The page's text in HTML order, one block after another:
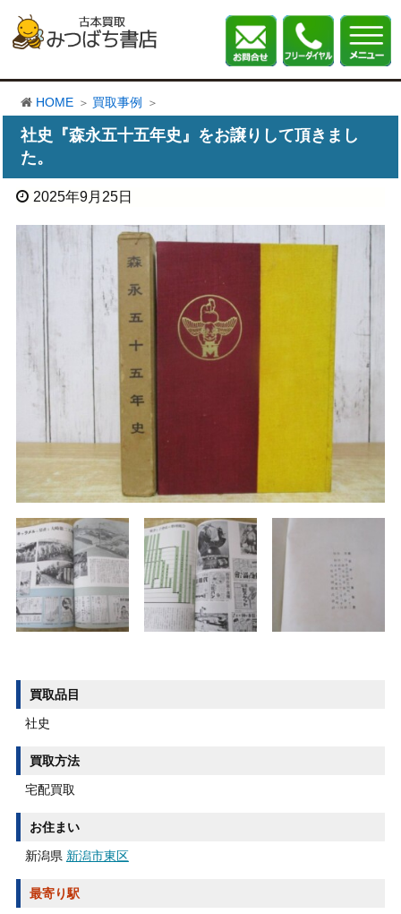
HOME 買取事例
社史『森永五十五年史』をお譲りして頂きまし
た。
2025年9月25日
買取品目
社史
買取方法
宅配買取
お住まい
新潟県 新潟市東区
最寄り駅